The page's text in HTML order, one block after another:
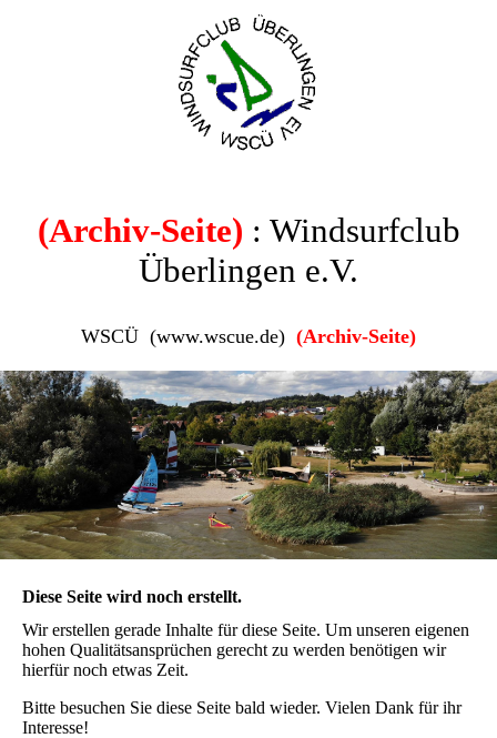
(Archiv-Seite) : Windsurfclub
Überlingen e.V.
WSCÜ (www.wscue.de) (Archiv-Seite)
Diese Seite wird noch erstellt.
Wir erstellen gerade Inhalte für diese Seite. Um unseren eigenen
hohen Qualitätsansprüchen gerecht zu werden benötigen wir
hierfür noch etwas Zeit.
Bitte besuchen Sie diese Seite bald wieder. Vielen Dank für ihr
Interesse!